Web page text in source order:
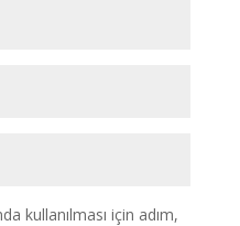
kullanılması için adım,